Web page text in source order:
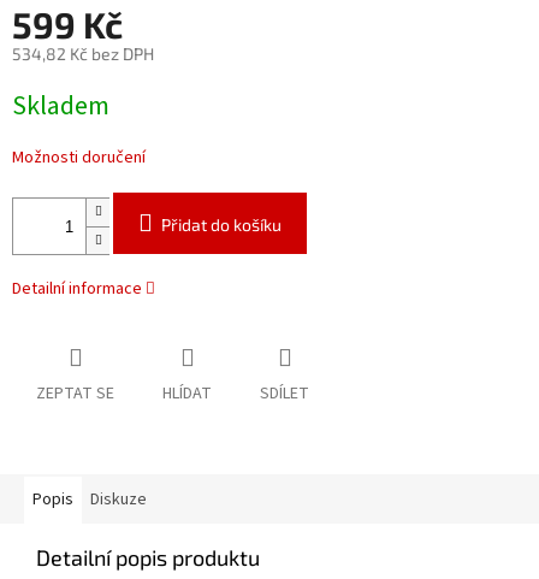
599 Kč
534,82 Kč bez DPH
cena:
Skladem
Možnosti doručení
Přidat do košíku
Detailní informace
ZEPTAT SE HLÍDAT SDÍLET
Popis Diskuze
Detailní popis produktu